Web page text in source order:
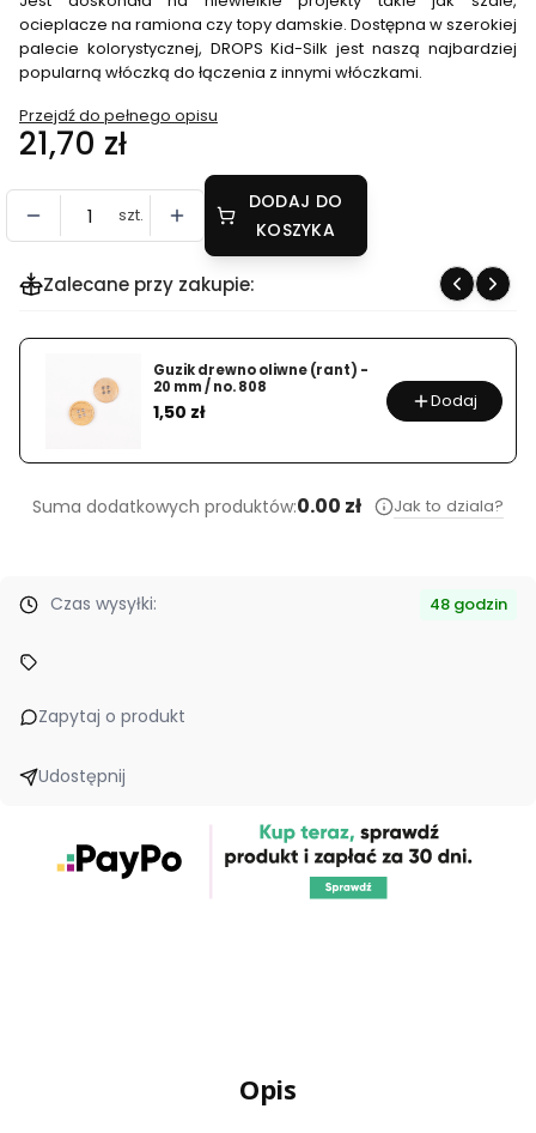
ocieplacze na ramiona czy topy damskie. Dostępna w szerokiej
palecie kolorystycznej, DROPS Kid-Silk jest naszą najbardziej
popularną włóczką do łączenia z innymi włóczkami.
Przejdź do pełnego opisu
Cena
21,70 zł
szt.
DODAJ DO
KOSZYKA
Zalecane przy zakupie:
Guzik drewno oliwne (rant) -
20 mm / no. 808
Cena
1,50 zł Dodaj
Suma dodatkowych produktów:0.00 zł Jak to dziala?
Czas wysyłki: 48 godzin
Zapytaj o produkt
Udostępnij
Opis